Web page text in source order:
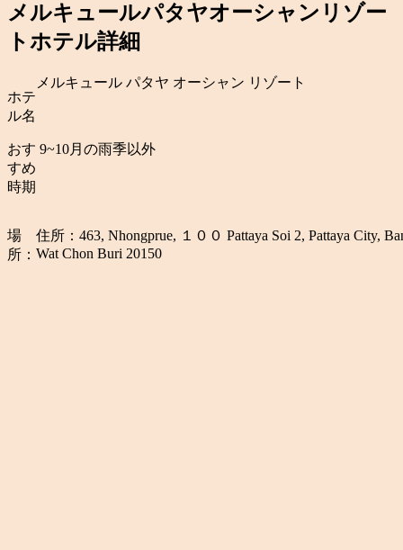
メルキュールパタヤオーシャンリゾー
トホテル詳細
ホテ
ル名
メルキュール パタヤ オーシャン リゾート
おす
すめ
時期
9~10月の雨季以外
場
所：
住所：463, Nhongprue, １００ Pattaya Soi 2, Pattaya City,
Wat Chon Buri 20150